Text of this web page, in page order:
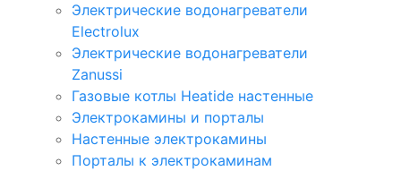
Электрические водонагреватели
Electrolux
Электрические водонагреватели
Zanussi
Газовые котлы Heatide настенные
Электрокамины и порталы
Настенные электрокамины
Порталы к электрокаминам